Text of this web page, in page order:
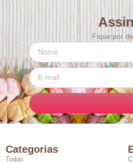
Fique por
Categorias
Todas